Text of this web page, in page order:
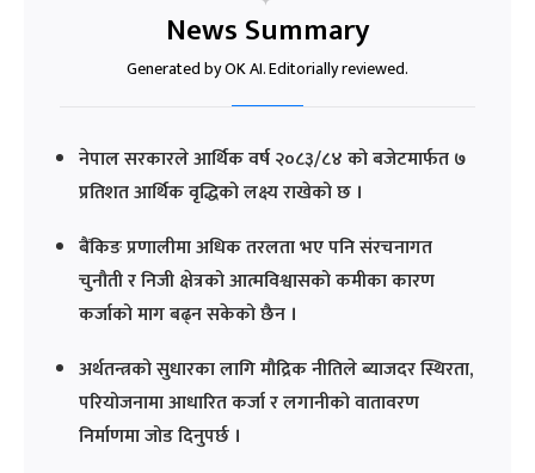
News Summary
Generated by OK AI. Editorially reviewed.
नेपाल सरकारले आर्थिक वर्ष २०८३/८४ को बजेटमार्फत ७
प्रतिशत आर्थिक वृद्धिको लक्ष्य राखेको छ ।
बैंकिङ प्रणालीमा अधिक तरलता भए पनि संरचनागत
चुनौती र निजी क्षेत्रको आत्मविश्वासको कमीका कारण
कर्जाको माग बढ्न सकेको छैन ।
अर्थतन्त्रको सुधारका लागि मौद्रिक नीतिले ब्याजदर स्थिरता,
परियोजनामा आधारित कर्जा र लगानीको वातावरण
निर्माणमा जोड दिनुपर्छ ।